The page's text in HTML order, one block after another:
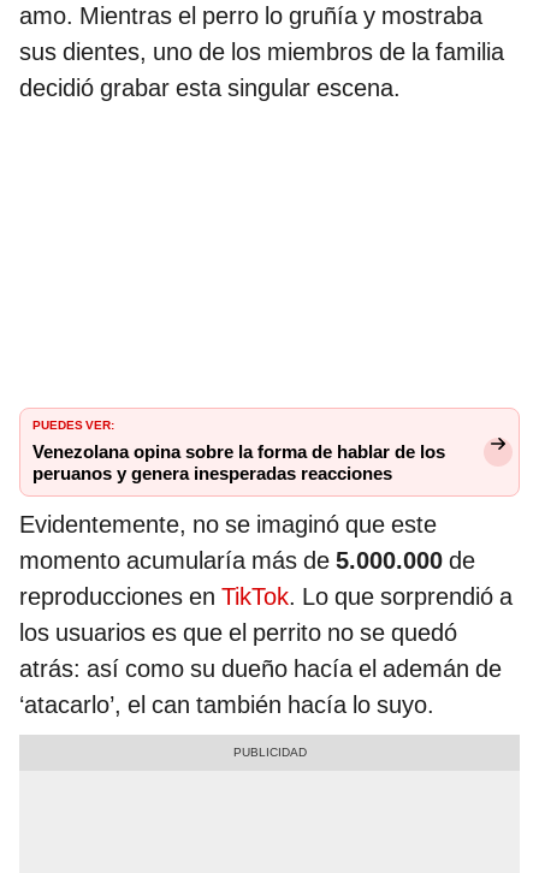
amo. Mientras el perro lo gruñía y mostraba
sus dientes, uno de los miembros de la familia
decidió grabar esta singular escena.
PUEDES VER:
Venezolana opina sobre la forma de hablar de los
peruanos y genera inesperadas reacciones
Evidentemente, no se imaginó que este
momento acumularía más de 5.000.000 de
reproducciones en TikTok. Lo que sorprendió a
los usuarios es que el perrito no se quedó
atrás: así como su dueño hacía el ademán de
‘atacarlo’, el can también hacía lo suyo.